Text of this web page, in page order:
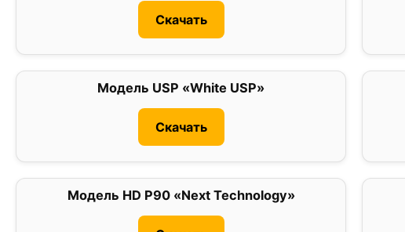
Скачать
Модель USP «White USP»
Скачать
Модель HD P90 «Next Technology»